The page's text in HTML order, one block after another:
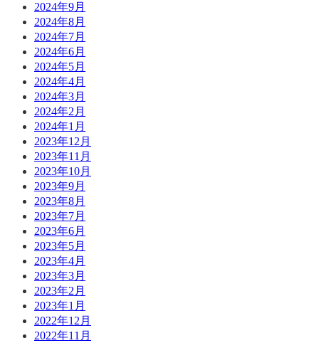
2024年9月
2024年8月
2024年7月
2024年6月
2024年5月
2024年4月
2024年3月
2024年2月
2024年1月
2023年12月
2023年11月
2023年10月
2023年9月
2023年8月
2023年7月
2023年6月
2023年5月
2023年4月
2023年3月
2023年2月
2023年1月
2022年12月
2022年11月